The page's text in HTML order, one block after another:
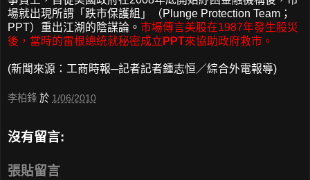
場就出現所謂「跌市保護組」（Plunge Protection Team；
PPT）重出江湖的陰謀論。 市場傳言美股在1987年發生股災
後，當時的雷根總統就秘密成立 PPT來協助政府救市。
(新聞來源：工商時報─記者記者鍾志恒／綜合外電報導)
李柏鋒 於 1/06/2010
沒有留言:
張貼留言